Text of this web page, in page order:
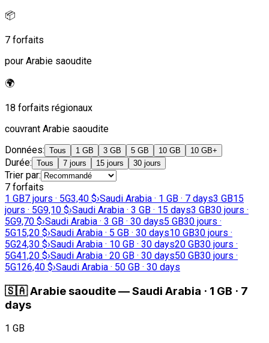
📦
7 forfaits
pour Arabie saoudite
🌍
18 forfaits régionaux
couvrant Arabie saoudite
Données: Tous 1 GB 3 GB 5 GB 10 GB 10 GB+
Durée: Tous 7 jours 15 jours 30 jours
Trier par:
7 forfaits
1 GB7 jours · 5G3,40 $›Saudi Arabia · 1 GB · 7 days3 GB15
jours · 5G9,10 $›Saudi Arabia · 3 GB · 15 days3 GB30 jours ·
5G9,70 $›Saudi Arabia · 3 GB · 30 days5 GB30 jours ·
5G15,20 $›Saudi Arabia · 5 GB · 30 days10 GB30 jours ·
5G24,30 $›Saudi Arabia · 10 GB · 30 days20 GB30 jours ·
5G41,20 $›Saudi Arabia · 20 GB · 30 days50 GB30 jours ·
5G126,40 $›Saudi Arabia · 50 GB · 30 days
🇸🇦Arabie saoudite—Saudi Arabia · 1 GB · 7
days
1 GB